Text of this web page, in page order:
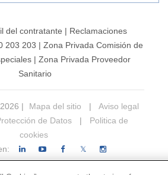
del contratante | Reclamaciones
203 203 | Zona Privada Comisión de
| Zona Privada Proveedor
Sanitario
| Mapa del sitio |
Aviso legal
de Datos |
Politica de
cookies
𝕏